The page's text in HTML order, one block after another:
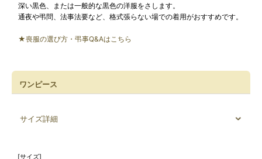
深い黒色、または一般的な黒色の洋服をさします。
通夜や弔問、法事法要など、格式張らない場での着用がおすすめです。
★喪服の選び方・弔事Q&Aはこちら
ワンピース
サイズ詳細
[サイズ]